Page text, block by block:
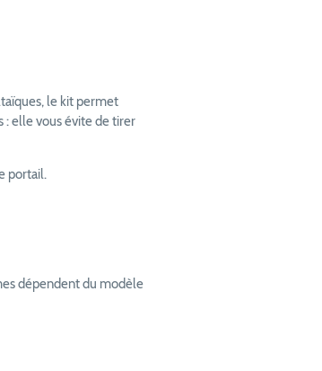
le kit permet
: elle vous évite de tirer
portail.
dépendent du modèle